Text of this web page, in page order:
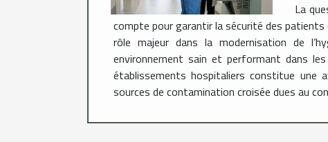
La
compte pour garantir la sécurité des
rôle majeur dans la modernisation de
environnement sain et performant dans
établissements hospitaliers constitue une
sources de contamination croisée dues au